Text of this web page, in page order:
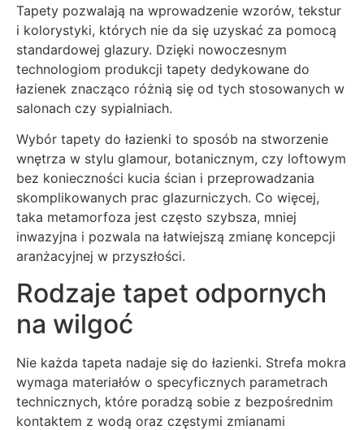
Tapety pozwalają na wprowadzenie wzorów, tekstur
i kolorystyki, których nie da się uzyskać za pomocą
standardowej glazury. Dzięki nowoczesnym
technologiom produkcji tapety dedykowane do
łazienek znacząco różnią się od tych stosowanych w
salonach czy sypialniach.
Wybór tapety do łazienki to sposób na stworzenie
wnętrza w stylu glamour, botanicznym, czy loftowym
bez konieczności kucia ścian i przeprowadzania
skomplikowanych prac glazurniczych. Co więcej,
taka metamorfoza jest często szybsza, mniej
inwazyjna i pozwala na łatwiejszą zmianę koncepcji
aranżacyjnej w przyszłości.
Rodzaje tapet odpornych
na wilgoć
Nie każda tapeta nadaje się do łazienki. Strefa mokra
wymaga materiałów o specyficznych parametrach
technicznych, które poradzą sobie z bezpośrednim
kontaktem z wodą oraz częstymi zmianami